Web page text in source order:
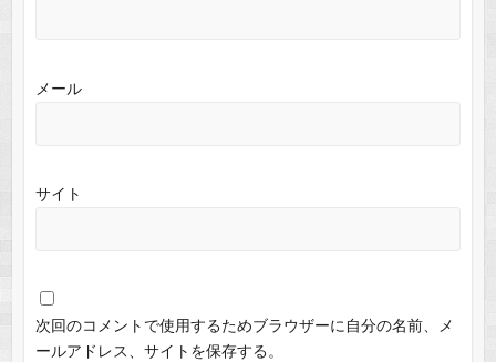
メール
サイト
次回のコメントで使用するためブラウザーに自分の名前、メ
ールアドレス、サイトを保存する。